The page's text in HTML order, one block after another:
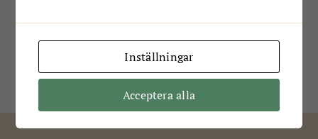
Inställningar
Acceptera alla